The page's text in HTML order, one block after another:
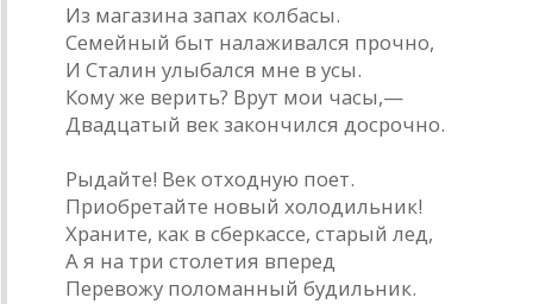
Из магазина запах колбасы.
Семейный быт налаживался прочно,
И Сталин улыбался мне в усы.
Кому же верить? Врут мои часы,—
Двадцатый век закончился досрочно.
Рыдайте! Век отходную поет.
Приобретайте новый холодильник!
Храните, как в сберкассе, старый лед,
А я на три столетия вперед
Перевожу поломанный будильник.